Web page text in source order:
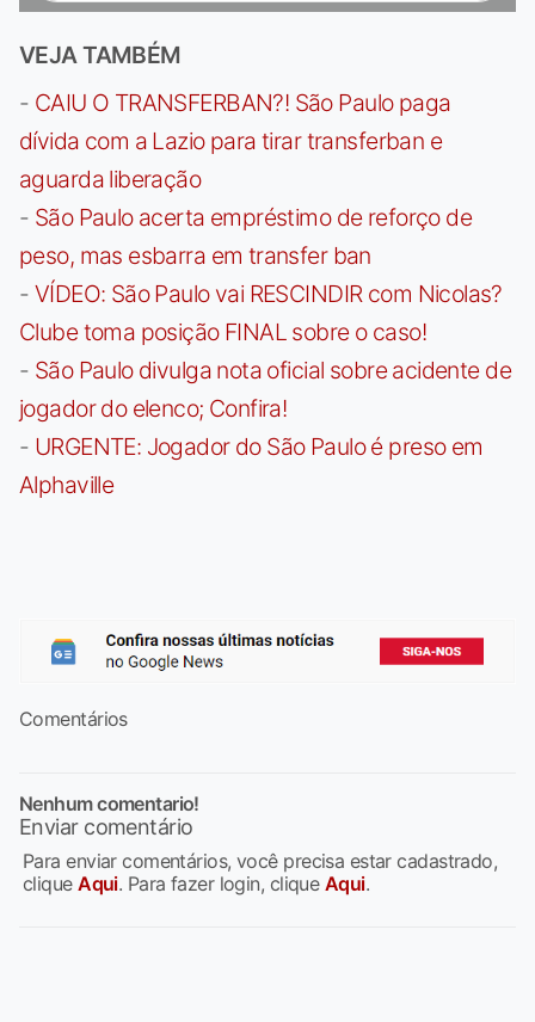
VEJA TAMBÉM
- CAIU O TRANSFERBAN?! São Paulo paga
dívida com a Lazio para tirar transferban e
aguarda liberação
- São Paulo acerta empréstimo de reforço de
peso, mas esbarra em transfer ban
- VÍDEO: São Paulo vai RESCINDIR com Nicolas?
Clube toma posição FINAL sobre o caso!
- São Paulo divulga nota oficial sobre acidente de
jogador do elenco; Confira!
- URGENTE: Jogador do São Paulo é preso em
Alphaville
Comentários
Nenhum comentario!
Enviar comentário
Para enviar comentários, você precisa estar cadastrado,
cliqueAqui. Para fazer login, clique Aqui.